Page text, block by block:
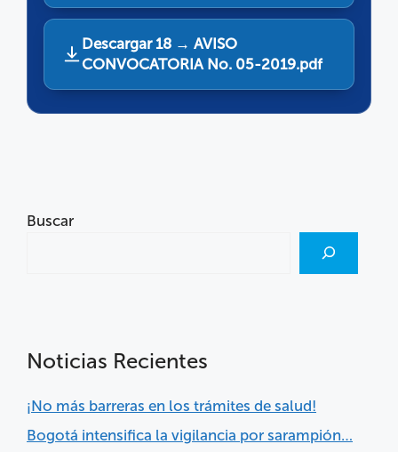
Descargar 18 → AVISO
CONVOCATORIA No. 05-2019.pdf
Buscar
Noticias Recientes
¡No más barreras en los trámites de salud!
Bogotá intensifica la vigilancia por sarampión…